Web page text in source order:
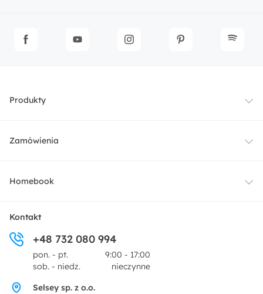
Produkty
Meble
Dekoracje i akcesoria
Promocje
Zamówienia
Dostawa
Zwroty
Pytania i odpowiedzi
Homebook
O nas
Centrum prasowe
Kontakt
+48 732 080 994
pon. - pt.
9:00 - 17:00
sob. - niedz.
nieczynne
Selsey sp. z o.o.